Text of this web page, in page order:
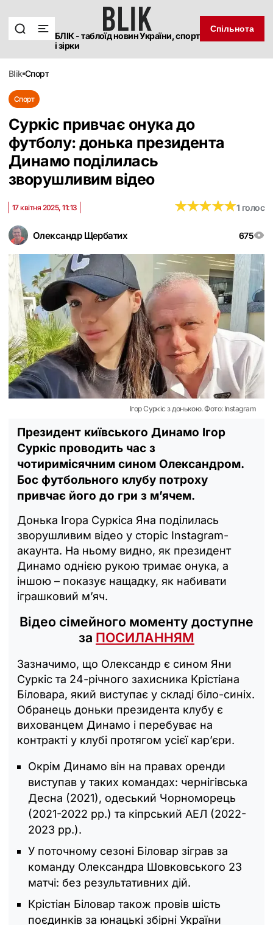
БЛІК - таблоїд новин України, спорт
і зірки
Спільнота
blik спорт
Спорт
Суркіс привчає онука до
футболу: донька президента
Динамо поділилась
зворушливим відео
Олександр Щербатих 675
17 квітня 2025, 11:13 ★★★★★
★★★★★1 голос
Ігор Суркіс з донькою. Фото: Instagram
Президент київського Динамо Ігор
Суркіс проводить час з
чотиримісячним сином Олександром.
Бос футбольного клубу потроху
привчає його до гри з м’ячем.
Донька Ігора Суркіса Яна поділилась
зворушливим відео у сторіс Instagram-
акаунта. На ньому видно, як президент
Динамо однією рукою тримає онука, а
іншою – показує нащадку, як набивати
іграшковий м’яч.
Відео сімейного моменту доступне
за ПОСИЛАННЯМ
Зазначимо, що Олександр є сином Яни
Суркіс та 24-річного захисника Крістіана
Біловара, який виступає у складі біло-синіх.
Обранець доньки президента клубу є
вихованцем Динамо і перебуває на
контракті у клубі протягом усієї кар’єри.
Окрім Динамо він на правах оренди
виступав у таких командах: чернігівська
Десна (2021), одеський Чорноморець
(2021-2022 рр.) та кіпрський АЕЛ (2022-
2023 рр.).
У поточному сезоні Біловар зіграв за
команду Олександра Шовковського 23
матчі: без результативних дій.
Крістіан Біловар також провів шість
поєдинків за юнацькі збірні України